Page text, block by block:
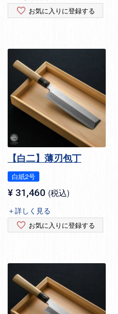
お気に入りに登録する
【白二】薄刃包丁
白紙2号
¥ 31,460 税込
＋詳しく見る
お気に入りに登録する